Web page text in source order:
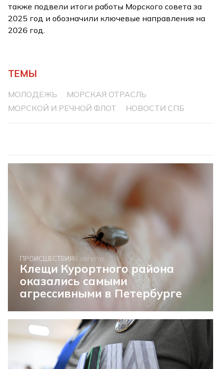
также подвели итоги работы Морского совета за
2025 год и обозначили ключевые направления на
2026 год.
ТЕМЫ
МОЛОДЕЖЬ
МОРСКАЯ ОТРАСЛЬ
МОРСКОЙ И РЕЧНОЙ ФЛОТ
НОВОСТИ СПБ
ПРОИСШЕСТВИЯ6 августа
Клещи Курортного района
оказались самыми
агрессивными в Петербурге